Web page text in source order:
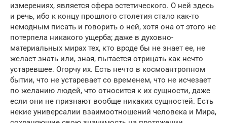
измерениях, является сфера эстетического. О ней здесь
и речь, ибо к концу прошлого столетия стало как-то
немодным писать и говорить о ней, хотя она от этого не
потерпела никакого ущерба; даже в духовно-
материальных мирах тех, кто вроде бы не знает ее, не
желает знать или, зная, пытается отрицать как нечто
устаревшее. Огорчу их. Есть нечто в космоантропном
бытии, что не устаревает со временем, что не исчезает
по желанию людей, что относится к их сущности, даже
если они не признают вообще никаких сущностей. Есть
некие универсалии взаимоотношений человека и Мира,